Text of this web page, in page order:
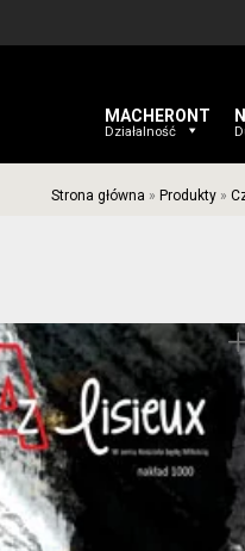
MACHERONT
Działalność
Strona główna » Produkty »